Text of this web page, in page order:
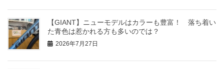
【GIANT】ニューモデルはカラーも豊富！ 落ち着い
た青色は惹かれる方も多いのでは？
2026年7月27日